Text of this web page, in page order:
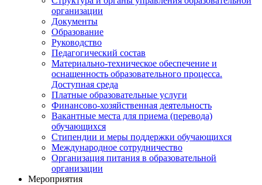
организации
Документы
Образование
Руководство
Педагогический состав
Материально-техническое обеспечение и
оснащенность образовательного процесса.
Доступная среда
Платные образовательные услуги
Финансово-хозяйственная деятельность
Вакантные места для приема (перевода)
обучающихся
Стипендии и меры поддержки обучающихся
Международное сотрудничество
Организация питания в образовательной
организации
Мероприятия